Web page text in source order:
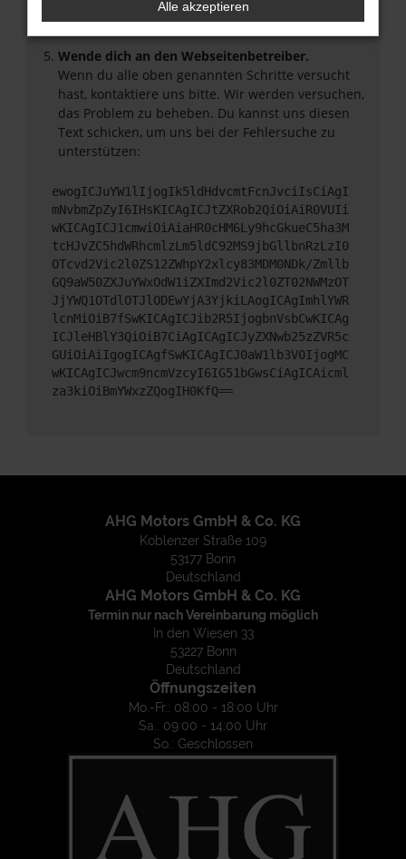
dass bestimmte Funktionen nicht mehr
Wende dich an den Webseitenbetreiber.
Wenn du alle oben genannten Schritte versucht
hast, kontaktiere uns bitte. Wir werden versuchen,
das Problem zu beheben. Du kannst uns diesen
Text schicken, um uns bei der Fehlersuche zu
unterstützen:
ewogICJuYW1lIjogIk5ldHdvcmtFcnJvciIsCiAgI
mNvbmZpZyI6IHsKICAgICJtZXRob2QiOiAiR0VUIi
wKICAgICJ1cmwiOiAiaHR0cHM6Ly9hcGkueC5ha3M
tcHJvZC5hdWRhcmlzLm5ldC92MS9jbGllbnRzLzI0
OTcvd2Vic2l0ZS12ZWhpY2xlcy83MDM0NDk/Zmllb
GQ9aW50ZXJuYWxOdW1iZXImd2Vic2l0ZT02NWMzOT
JjYWQ1OTdlOTJlODEwYjA3YjkiLAogICAgImhlYWR
lcnMiOiB7fSwKICAgICJib2R5IjogbnVsbCwKICAg
ICJleHBlY3QiOiB7CiAgICAgICJyZXNwb25zZVR5c
GUiOiAiIgogICAgfSwKICAgICJ0aW1lb3V0IjogMC
wKICAgICJwcm9ncmVzcyI6IG51bGwsCiAgICAicml
za3kiOiBmYWxzZQogIH0KfQ==
AHG Motors GmbH & Co. KG
Koblenzer Straße 109
53177 Bonn
Deutschland
AHG Motors GmbH & Co. KG
Termin nur nach Vereinbarung möglich
In den Wiesen 33
53227 Bonn
Deutschland
Öffnungszeiten
Mo.-Fr.: 08:00 - 18:00 Uhr
Sa.: 09:00 - 14:00 Uhr
So.: Geschlossen
Alle akzeptieren